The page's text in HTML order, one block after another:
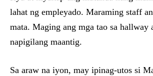
lahat ng empleyado. Maraming staff
mata. Maging ang mga tao sa hallway
napigilang maantig.
Sa araw na iyon, may ipinag-utos si